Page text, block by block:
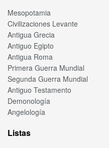
Mesopotamia
Civilizaciones Levante
Antigua Grecia
Antiguo Egipto
Antigua Roma
Primera Guerra Mundial
Segunda Guerra Mundial
Antiguo Testamento
Demonología
Angelología
Listas